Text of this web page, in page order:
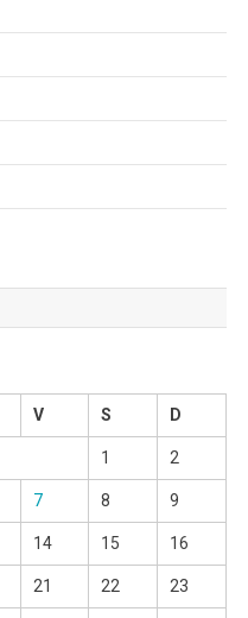
V S D
1 2
7 8 9
14 15 16
21 22 23